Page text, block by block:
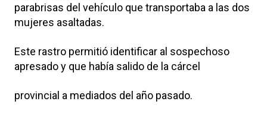
parabrisas del vehículo que transportaba a las dos
mujeres asaltadas.
Este rastro permitió identificar al sospechoso
apresado y que había salido de la cárcel
provincial a mediados del año pasado.